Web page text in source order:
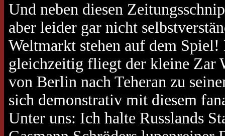
Und neben diesen
aber leider gar nicht
Weltmarkt stehen auf dem
gleichzeitig fliegt der kleine Zar
von Berlin nach Teheran zu
sich demonstrativ mit diesem
Unter uns: Ich halte Russlands